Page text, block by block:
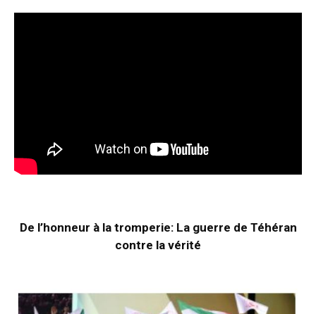
De l’honneur à la tromperie: La guerre de Téhéran
contre la vérité